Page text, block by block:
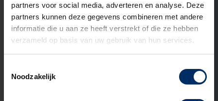
partners voor social media, adverteren en analyse. Deze
partners kunnen deze gegevens combineren met andere
informatie die u aan ze heeft verstrekt of die ze hebben
verzameld op basis van uw gebruik van hun services.
Noodzakelijk
ADVIES